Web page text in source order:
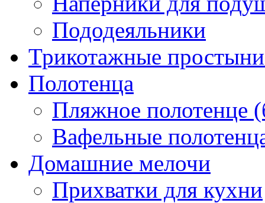
Пододеяльники
Трикотажные
Полотенца
Пляжное полотенце
Вафельные
Домашние мелочи
Прихватки для кухни